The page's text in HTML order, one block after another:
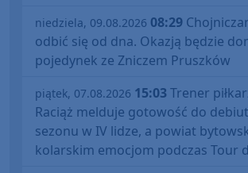
niedziela, 09.08.2026 08:29
odbić się od dna. Okazją będzie
pojedynek ze Zniczem Pruszków
piątek, 07.08.2026 15:03Trener
Raciąż melduje gotowość do
sezonu w IV lidze, a powiat
kolarskim emocjom podczas Tour